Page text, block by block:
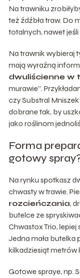
Na trawniku
też źdźbła traw. Do
totalnych, nawet
Na trawnik wybieraj
mają wyraźną
dwuliścienne w
murawie”.
czy Substral
dobrane tak, by
jako roślinom
Forma
gotowy
Na rynku spotkasz
chwasty w trawie.
rozcieńczania,
butelce ze
Chwastox Trio,
Jedna mała butelka
kilkadziesiąt metrów
Gotowe spraye, np.